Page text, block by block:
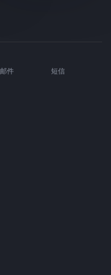
邮件
短信